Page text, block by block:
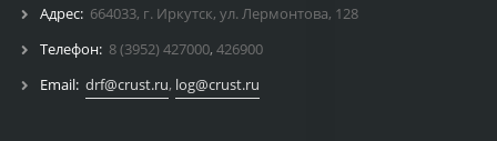
Адрес: 664033, г. Иркутск, ул. Лермонтова, 128
Телефон: 8 (3952) 427000, 426900
Email: drf@crust.ru, log@crust.ru